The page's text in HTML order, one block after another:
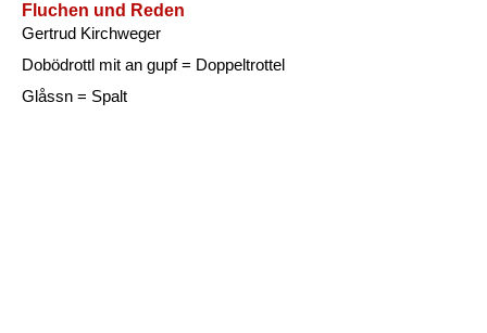
Fluchen und Reden
Gertrud Kirchweger
Dobödrottl mit an gupf = Doppeltrottel
Glåssn = Spalt